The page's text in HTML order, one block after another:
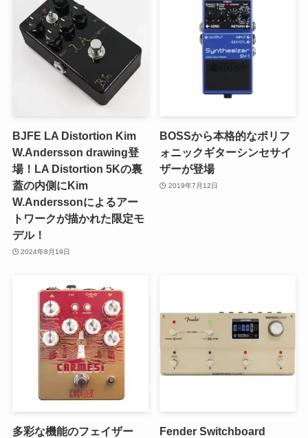
BJFE LA Distortion Kim
W.Andersson drawing登
場！LA Distortion 5Kの裏
蓋の内側にKim
W.Anderssonによるアー
トワークが描かれた限定モ
デル！
2024年8月19日
BOSSから本格的なポリフ
ォニックギターシンセサイ
ザーが登場
2019年7月12日
多彩な機能のフェイザー
Fender Switchboard